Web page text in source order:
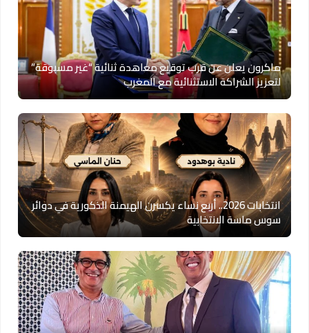
ماكرون يعلن عن قرب توقيع معاهدة ثنائية “غير مسبوقة”
لتعزيز الشراكة الاستثنائية مع المغرب
انتخابات 2026.. أربع نساء يكسرن الهيمنة الذكورية في دوائر
سوس ماسة الانتخابية